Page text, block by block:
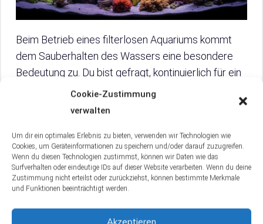
Cookie-Zustimmung
verwalten
Um dir ein optimales Erlebnis zu bieten, verwenden wir Technologien wie
Cookies, um Geräteinformationen zu speichern und/oder darauf zuzugreifen.
Wenn du diesen Technologien zustimmst, können wir Daten wie das
Surfverhalten oder eindeutige IDs auf dieser Website verarbeiten. Wenn du deine
Zustimmung nicht erteilst oder zurückziehst, können bestimmte Merkmale
und Funktionen beeinträchtigt werden.
Akzeptieren
Beim Betrieb eines filterlosen Aquariums kommt
dem Sauberhalten des Wassers eine besondere
Bedeutung zu. Du bist gefragt, kontinuierlich für ein
gesundes Milieu zu sorgen. Hierbei sind
Wasserwechsel und der Einsatz von speziellen
sicher, wie das genau funktioniert. Keine Sorge, das
erkläre ich dir gleich im nächsten Abschnitt. Und
falls du dich fragst, wie du einen Filter reinigst, falls
du doch mal einen brauchst, schau doch mal in